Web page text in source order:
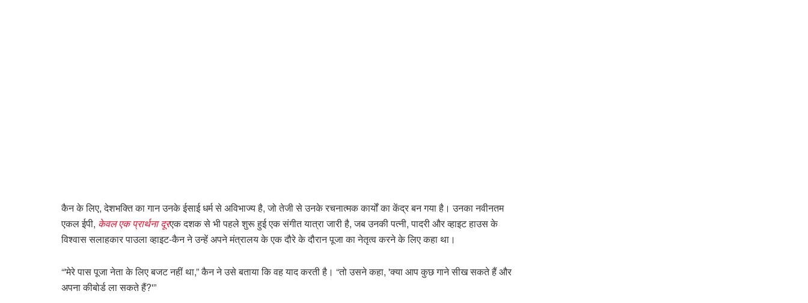
कैन के लिए, देशभक्ति का गान उनके ईसाई धर्म से अविभाज्य है, जो तेजी से उनके रचनात्मक कार्यों का केंद्र बन गया है। उनका नवीनतम
एकल ईपी, केवल एक प्रार्थना दूरएक दशक से भी पहले शुरू हुई एक संगीत यात्रा जारी है, जब उनकी पत्नी, पादरी और व्हाइट हाउस के
विश्वास सलाहकार पाउला व्हाइट-कैन ने उन्हें अपने मंत्रालय के एक दौरे के दौरान पूजा का नेतृत्व करने के लिए कहा था।
“'मेरे पास पूजा नेता के लिए बजट नहीं था,” कैन ने उसे बताया कि वह याद करती है। “तो उसने कहा, 'क्या आप कुछ गाने सीख सकते हैं और
अपना कीबोर्ड ला सकते हैं?'”